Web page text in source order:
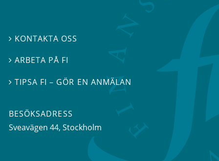
 KONTAKTA OSS
ARBETA PÅ FI
TIPSA FI – GÖR EN ANMÄLAN
BESÖKSADRESS
Sveavägen 44, Stockholm